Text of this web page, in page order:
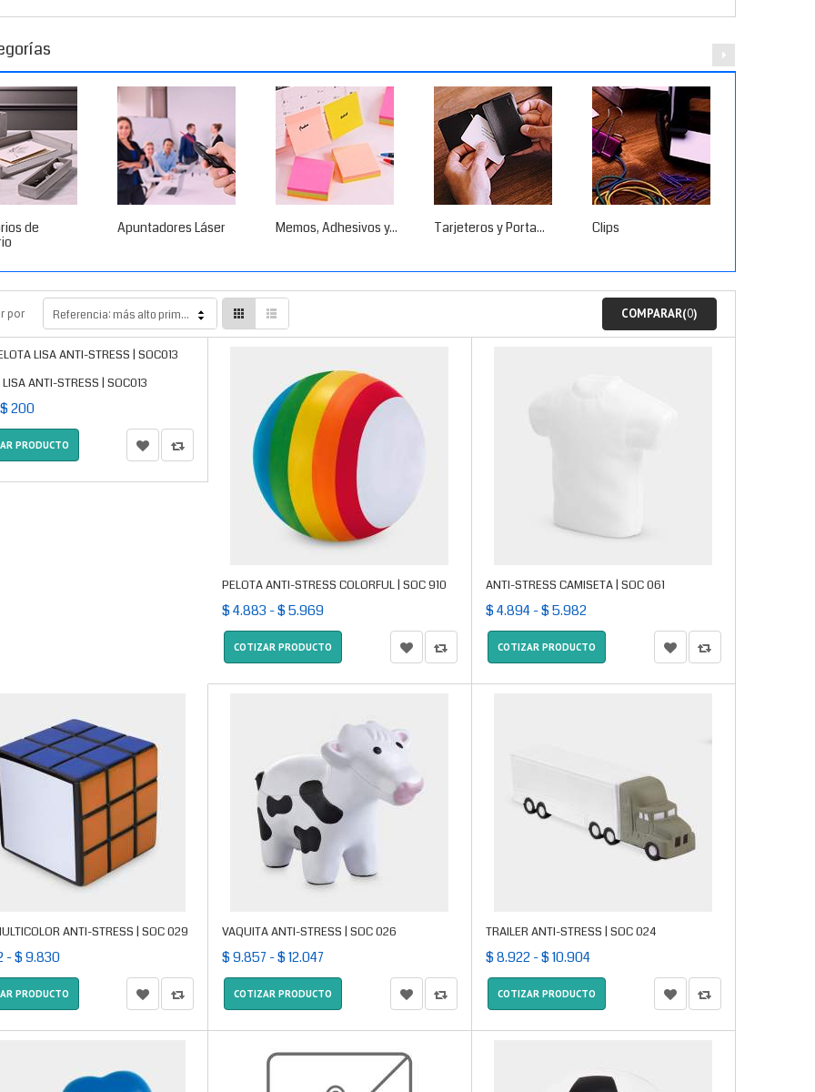
de
Apuntadores Láser Memos, Adhesivos y... Tarjeteros y Porta... Clips
por Referencia: más alto primero COMPARAR(0)
ANTI-STRESS | SOC013
200
PRODUCTO
PELOTA ANTI-STRESS COLORFUL | SOC 910
$ 4.883 - $ 5.969
COTIZAR PRODUCTO
ANTI-STRESS CAMISETA | SOC 061
$ 4.894 - $ 5.982
COTIZAR PRODUCTO
ANTI-STRESS | SOC 029
- $ 9.830
PRODUCTO
VAQUITA ANTI-STRESS | SOC 026
$ 9.857 - $ 12.047
COTIZAR PRODUCTO
TRAILER ANTI-STRESS | SOC 024
$ 8.922 - $ 10.904
COTIZAR PRODUCTO